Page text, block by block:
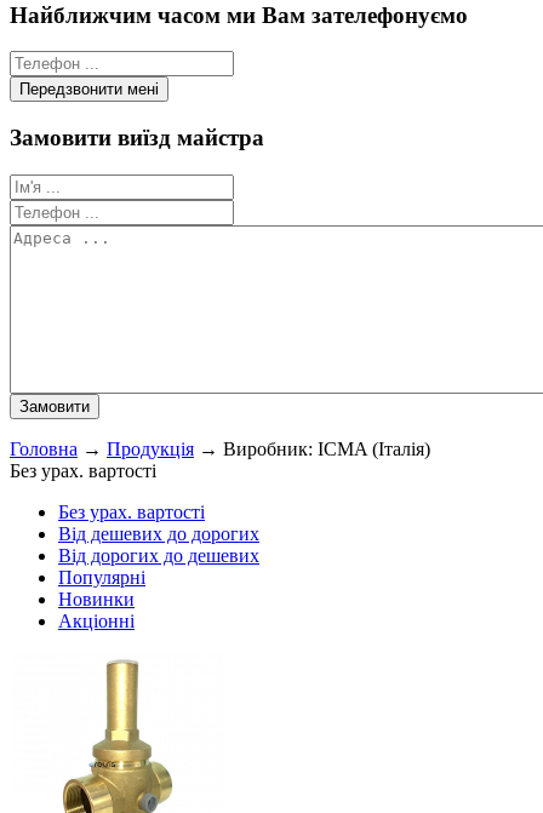
Найближчим часом ми Вам зателефонуємо
Замовити виїзд майстра
Головна → Продукція → Виробник: ICMA (Італія)
Без урах. вартості
Без урах. вартості
Від дешевих до дорогих
Від дорогих до дешевих
Популярні
Новинки
Акціонні